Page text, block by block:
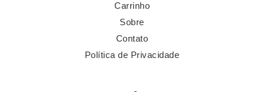
Carrinho
Sobre
Contato
Política de Privacidade